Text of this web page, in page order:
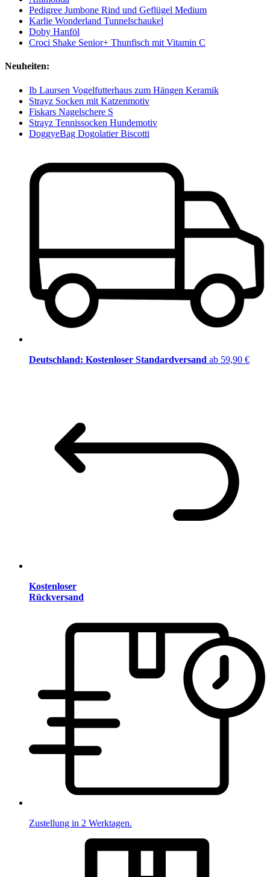
Pedigree Jumbone Rind und Geflügel Medium
Karlie Wonderland Tunnelschaukel
Doby Hanföl
Croci Shake Senior+ Thunfisch mit Vitamin C
Neuheiten:
Ib Laursen Vogelfutterhaus zum Hängen Keramik
Strayz Socken mit Katzenmotiv
Fiskars Nagelschere S
Strayz Tennissocken Hundemotiv
DoggyeBag Dogolatier Biscotti
Deutschland: Kostenloser Standardversand ab 59,90 €
Kostenloser
Rückversand
Zustellung in 2 Werktagen.